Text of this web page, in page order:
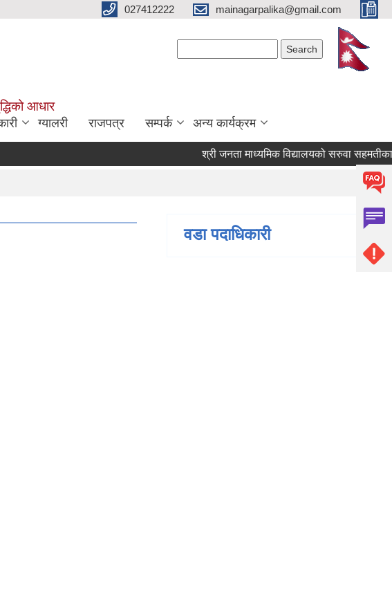
027412222 mainagarpalika@gmail.com
आधार
ग्यालरी राजपत्र सम्पर्क अन्य कार्यक्रम
श्री जनता माध्यमिक विद्यालयको सरुवा सहमतीका
वडा पदाधिकारी